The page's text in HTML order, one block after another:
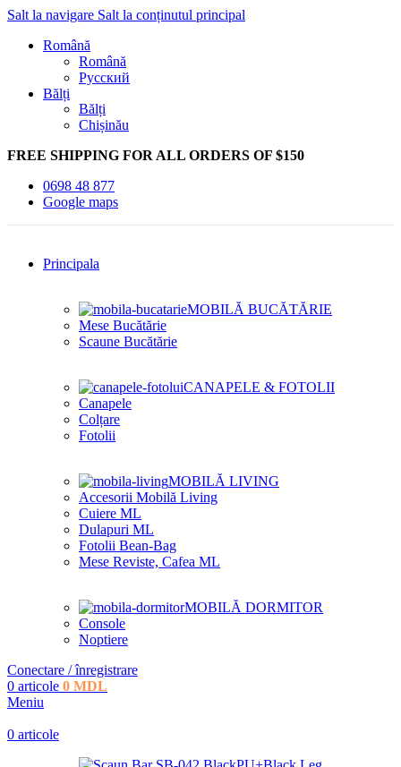
Salt la navigare Salt la conținutul principal
Română
Română
Русский
Bălți
Bălți
Chișinău
FREE SHIPPING FOR ALL ORDERS OF $150
0698 48 877
Google maps
Principala
MOBILĂ BUCĂTĂRIE
Mese Bucătărie
Scaune Bucătărie
CANAPELE & FOTOLII
Canapele
Colțare
Fotolii
MOBILĂ LIVING
Accesorii Mobilă Living
Cuiere ML
Dulapuri ML
Fotolii Bean-Bag
Mese Reviste, Cafea ML
MOBILĂ DORMITOR
Console
Noptiere
Conectare / înregistrare
0 articole 0 MDL
Meniu
0 articole